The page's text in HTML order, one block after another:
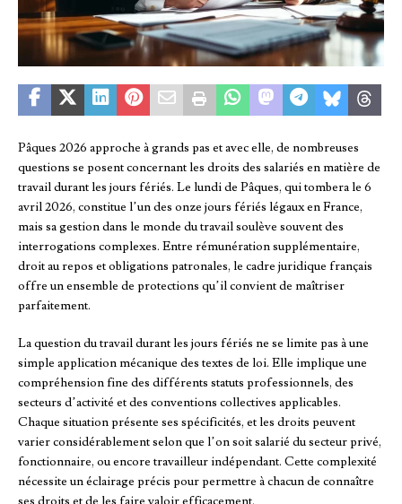
Pâques 2026 approche à grands pas et avec elle, de nombreuses
questions se posent concernant les droits des salariés en matière de
travail durant les jours fériés. Le lundi de Pâques, qui tombera le 6
avril 2026, constitue l’un des onze jours fériés légaux en France,
mais sa gestion dans le monde du travail soulève souvent des
interrogations complexes. Entre rémunération supplémentaire,
droit au repos et obligations patronales, le cadre juridique français
offre un ensemble de protections qu’il convient de maîtriser
parfaitement.
La question du travail durant les jours fériés ne se limite pas à une
simple application mécanique des textes de loi. Elle implique une
compréhension fine des différents statuts professionnels, des
secteurs d’activité et des conventions collectives applicables.
Chaque situation présente ses spécificités, et les droits peuvent
varier considérablement selon que l’on soit salarié du secteur privé,
fonctionnaire, ou encore travailleur indépendant. Cette complexité
nécessite un éclairage précis pour permettre à chacun de connaître